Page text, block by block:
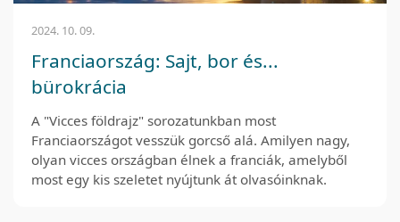
2024. 10. 09.
Franciaország: Sajt, bor és...
bürokrácia
A "Vicces földrajz" sorozatunkban most
Franciaországot vesszük gorcső alá. Amilyen nagy,
olyan vicces országban élnek a franciák, amelyből
most egy kis szeletet nyújtunk át olvasóinknak.